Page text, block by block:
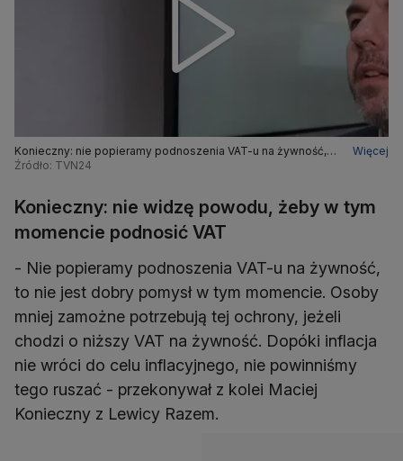
Konieczny: nie popieramy podnoszenia VAT-u na żywność,
to nie jest dobry pomysł w tym momencie
Więcej
Źródło: TVN24
Konieczny: nie widzę powodu, żeby w tym
momencie podnosić VAT
- Nie popieramy podnoszenia VAT-u na żywność,
to nie jest dobry pomysł w tym momencie. Osoby
mniej zamożne potrzebują tej ochrony, jeżeli
chodzi o niższy VAT na żywność. Dopóki inflacja
nie wróci do celu inflacyjnego, nie powinniśmy
tego ruszać - przekonywał z kolei Maciej
Konieczny z Lewicy Razem.